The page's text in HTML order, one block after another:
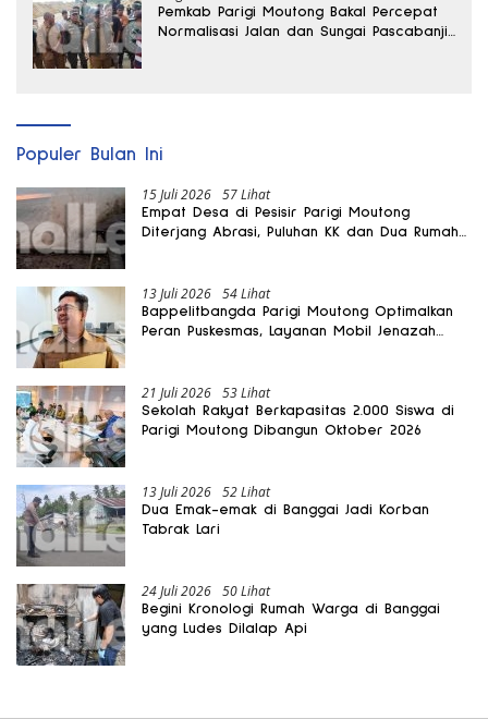
Pemkab Parigi Moutong Bakal Percepat
Normalisasi Jalan dan Sungai Pascabanjir
Populer Bulan Ini
15 Juli 2026 57 Lihat
Empat Desa di Pesisir Parigi Moutong
Diterjang Abrasi, Puluhan KK dan Dua Rumah
13 Juli 2026 54 Lihat
Bappelitbangda Parigi Moutong Optimalkan
Peran Puskesmas, Layanan Mobil Jenazah
21 Juli 2026 53 Lihat
Sekolah Rakyat Berkapasitas 2.000 Siswa di
Parigi Moutong Dibangun Oktober 2026
13 Juli 2026 52 Lihat
Dua Emak-emak di Banggai Jadi Korban
Tabrak Lari
24 Juli 2026 50 Lihat
Begini Kronologi Rumah Warga di Banggai
yang Ludes Dilalap Api